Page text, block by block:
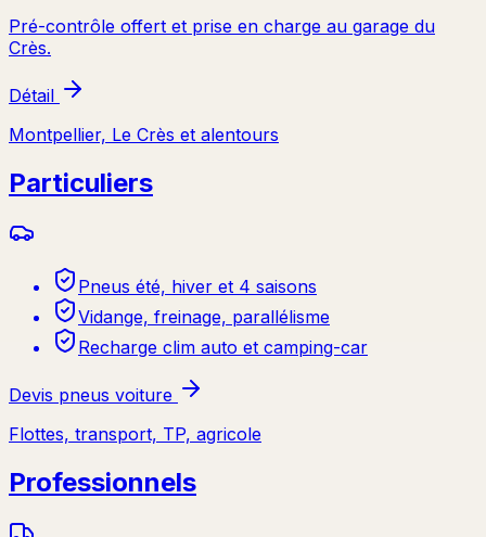
Pré-contrôle offert et prise en charge au garage du
Crès.
Détail
Montpellier, Le Crès et alentours
Particuliers
Pneus été, hiver et 4 saisons
Vidange, freinage, parallélisme
Recharge clim auto et camping-car
Devis pneus voiture
Flottes, transport, TP, agricole
Professionnels